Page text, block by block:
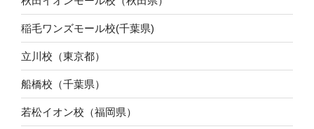
稲毛ワンズモール校(千葉県)
立川校（東京都）
船橋校（千葉県）
若松イオン校（福岡県）